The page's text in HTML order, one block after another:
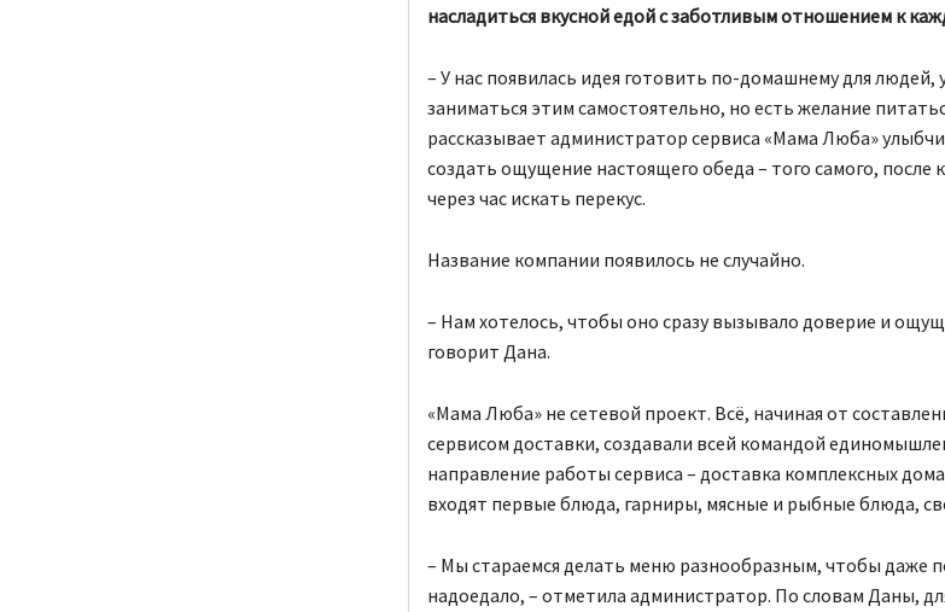
насладиться вкусной едой с заботливым отношением к
– У нас появилась идея готовить по-домашнему для людей,
заниматься этим самостоятельно, но есть желание
рассказывает администратор сервиса «Мама Люба»
создать ощущение настоящего обеда – того самого, после
через час искать перекус.
Название компании появилось не случайно.
– Нам хотелось, чтобы оно сразу вызывало доверие и
говорит Дана.
«Мама Люба» не сетевой проект. Всё, начиная от
сервисом доставки, создавали всей командой
направление работы сервиса – доставка комплексных
входят первые блюда, гарниры, мясные и рыбные блюда,
– Мы стараемся делать меню разнообразным, чтобы даже
надоедало, – отметила администратор. По словам Даны,